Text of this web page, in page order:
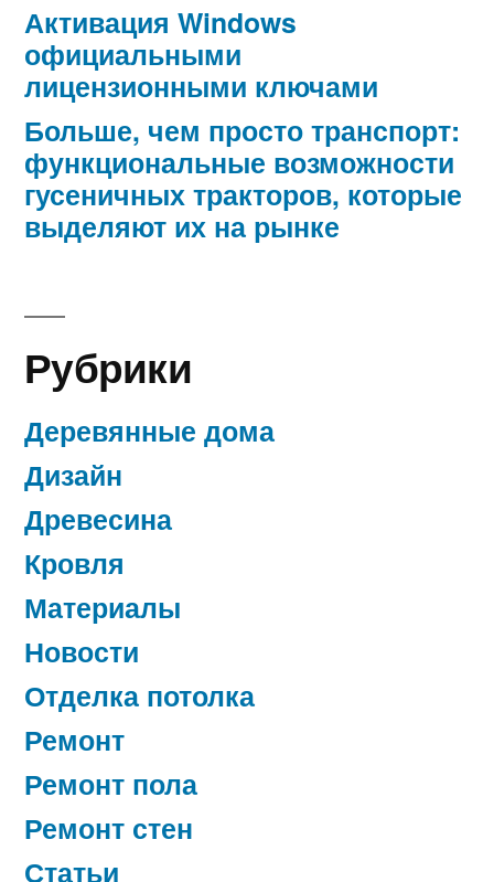
Активация Windows
официальными
лицензионными ключами
Больше, чем просто транспорт:
функциональные возможности
гусеничных тракторов, которые
выделяют их на рынке
Рубрики
Деревянные дома
Дизайн
Древесина
Кровля
Материалы
Новости
Отделка потолка
Ремонт
Ремонт пола
Ремонт стен
Статьи